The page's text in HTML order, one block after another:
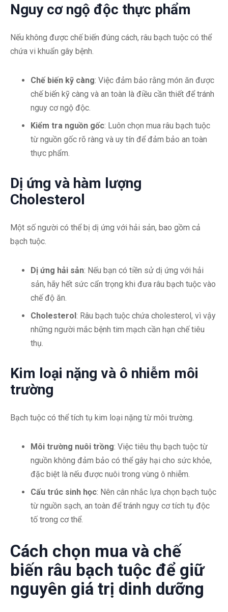
Nguy cơ ngộ độc thực phẩm
Nếu không được chế biến đúng cách, râu bạch tuộc có thể
chứa vi khuẩn gây bệnh.
Chế biến kỹ càng: Việc đảm bảo rằng món ăn được
chế biến kỹ càng và an toàn là điều cần thiết để tránh
nguy cơ ngộ độc.
Kiểm tra nguồn gốc: Luôn chọn mua râu bạch tuộc
từ nguồn gốc rõ ràng và uy tín để đảm bảo an toàn
thực phẩm.
Dị ứng và hàm lượng
Cholesterol
Một số người có thể bị dị ứng với hải sản, bao gồm cả
bạch tuộc.
Dị ứng hải sản: Nếu bạn có tiền sử dị ứng với hải
sản, hãy hết sức cẩn trọng khi đưa râu bạch tuộc vào
chế độ ăn.
Cholesterol: Râu bạch tuộc chứa cholesterol, vì vậy
những người mắc bệnh tim mạch cần hạn chế tiêu
thụ.
Kim loại nặng và ô nhiễm môi
trường
Bạch tuộc có thể tích tụ kim loại nặng từ môi trường.
Môi trường nuôi trồng: Việc tiêu thụ bạch tuộc từ
nguồn không đảm bảo có thể gây hại cho sức khỏe,
đặc biệt là nếu được nuôi trong vùng ô nhiễm.
Cấu trúc sinh học: Nên cân nhắc lựa chọn bạch tuộc
từ nguồn sạch, an toàn để tránh nguy cơ tích tụ độc
tố trong cơ thể.
Cách chọn mua và chế
biến râu bạch tuộc để giữ
nguyên giá trị dinh dưỡng